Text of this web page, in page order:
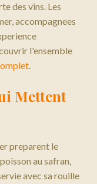
des vins. Les
accompagnees
l'ensemble
.
Mettent
preparent le
au safran,
avec sa rouille